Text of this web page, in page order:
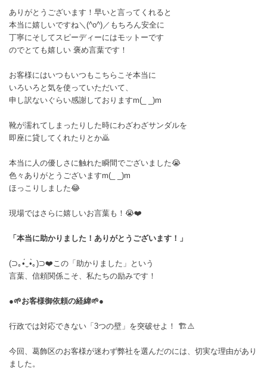
ありがとうございます！早いと言ってくれると
本当に嬉しいですね＼(^o^)／もちろん安全に
丁寧にそしてスピーディーにはモットーです
のでとても嬉しい 褒め言葉です！
お客様にはいつもいつもこちらこそ本当に
いろいろと気を使っていただいて、
申し訳ないぐらい感謝しておりますm(_ _)m
靴が濡れてしまったりした時にわざわざサンダルを
即座に貸してくれたりとか🙇
本当に人の優しさに触れた瞬間でございました😭
色々ありがとうございますm(_ _)m
ほっこりしました😂
現場ではさらに嬉しいお言葉も！😭❤️
「本当に助かりました！ありがとうございます！」
(⁠⊃⁠｡⁠•́⁠‿⁠•̀⁠｡⁠)⁠⊃❤️この「助かりました」という
言葉、信頼関係こそ、私たちの励みです！
●🌱お客様御依頼の経緯🌱●
行政では対応できない「3つの壁」を突破せよ！ 🏗️⚠️
今回、葛飾区のお客様が迷わず弊社を選んだのには、切実な理由があり
ました。